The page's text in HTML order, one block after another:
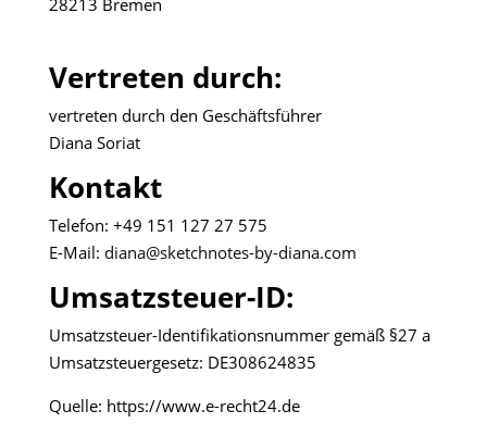
28213 Bremen
Vertreten durch:
vertreten durch den Geschäftsführer
Diana Soriat
Kontakt
Telefon: +49 151 127 27 575
E-Mail: diana@sketchnotes-by-diana.com
Umsatzsteuer-ID:
Umsatzsteuer-Identifikationsnummer gemäß §27 a
Umsatzsteuergesetz: DE308624835
Quelle: https://www.e-recht24.de